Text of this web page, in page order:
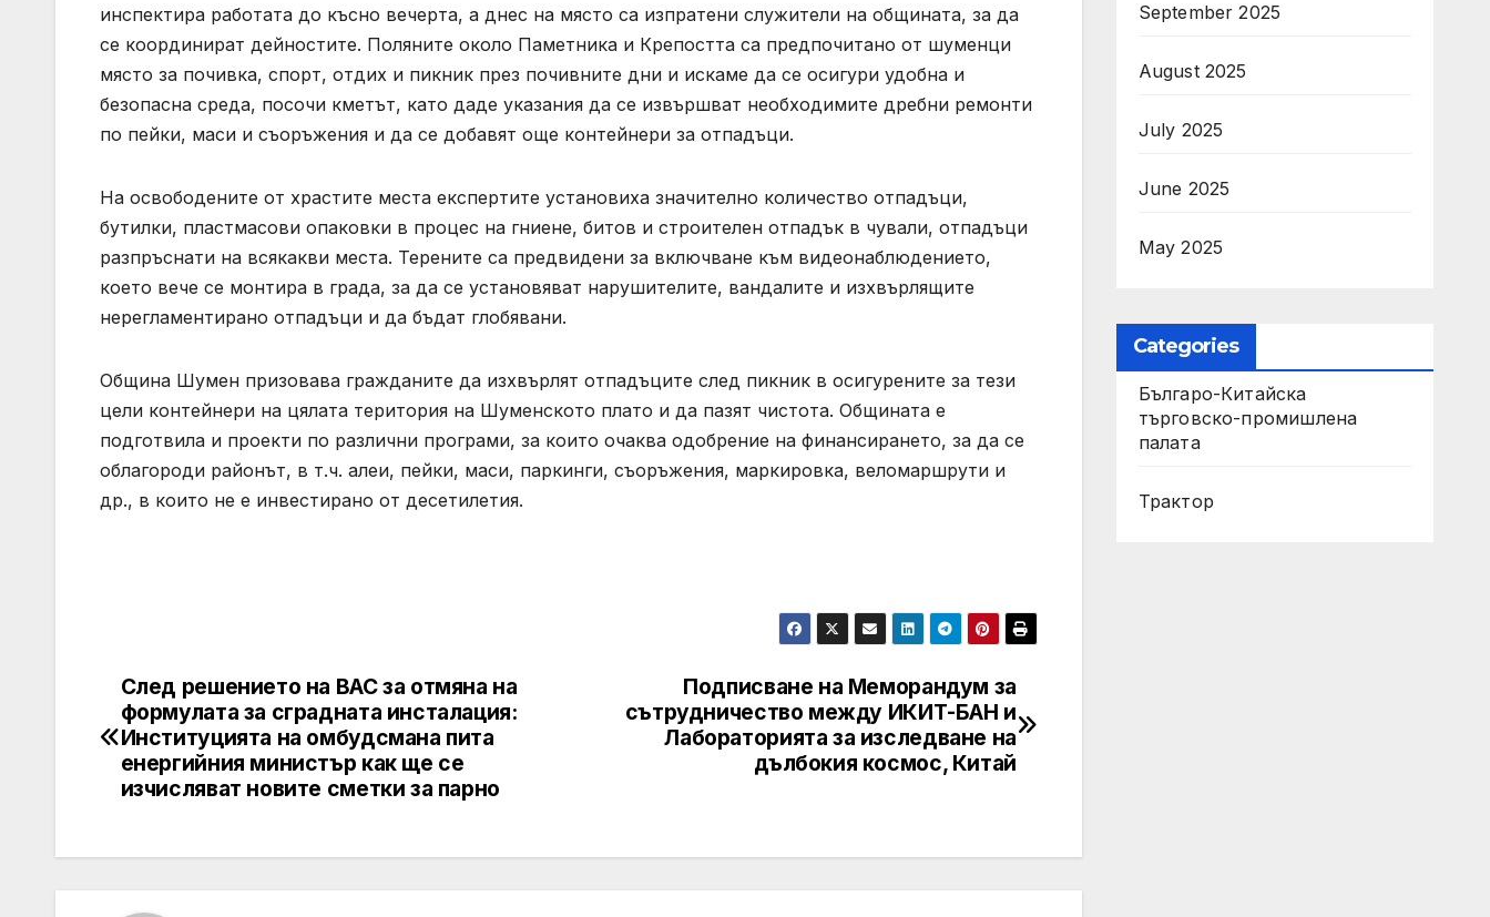
инспектира работата до късно вечерта, а днес на място са изпратени служители на общината, за да
се координират дейностите. Поляните около Паметника и Крепостта са предпочитано от шуменци
място за почивка, спорт, отдих и пикник през почивните дни и искаме да се осигури удобна и
безопасна среда, посочи кметът, като даде указания да се извършват необходимите дребни ремонти
по пейки, маси и съоръжения и да се добавят още контейнери за отпадъци.
На освободените от храстите места експертите установиха значително количество отпадъци,
бутилки, пластмасови опаковки в процес на гниене, битов и строителен отпадък в чували, отпадъци
разпръснати на всякакви места. Терените са предвидени за включване към видеонаблюдението,
което вече се монтира в града, за да се установяват нарушителите, вандалите и изхвърлящите
нерегламентирано отпадъци и да бъдат глобявани.
Община Шумен призовава гражданите да изхвърлят отпадъците след пикник в осигурените за тези
цели контейнери на цялата територия на Шуменското плато и да пазят чистота. Общината е
подготвила и проекти по различни програми, за които очаква одобрение на финансирането, за да се
облагороди районът, в т.ч. алеи, пейки, маси, паркинги, съоръжения, маркировка, веломаршрути и
др., в които не е инвестирано от десетилетия.
Post
navigation
Подписване на Меморандум за
сътрудничество между ИКИТ-БАН и
Лабораторията за изследване на
дълбокия космос, Китай
След решението на ВАС за отмяна на
формулата за сградната инсталация:
Институцията на омбудсмана пита
енергийния министър как ще се
изчисляват новите сметки за парно
September 2025
August 2025
July 2025
June 2025
May 2025
Categories
Българо-Китайска
търговско-промишлена
палата
Трактор